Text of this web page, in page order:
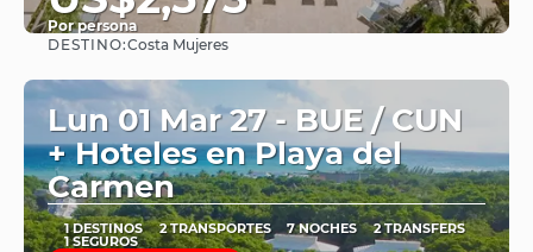
Por persona
DESTINO:Costa Mujeres
Lun 01 Mar 27 - BUE / CUN
+ Hoteles en Playa del
Carmen
1 DESTINOS 2 TRANSPORTES 7 NOCHES 2 TRANSFERS
1 SEGUROS